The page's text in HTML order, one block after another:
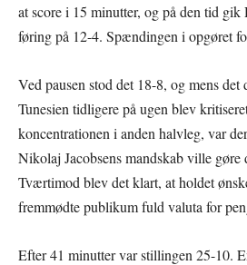
at score i 15 minutter, og på den tid
føring på 12-4. Spændingen i opgøret
Ved pausen stod det 18-8, og mens det
Tunesien tidligere på ugen blev
koncentrationen i anden halvleg, var
Nikolaj Jacobsens mandskab ville gøre
Tværtimod blev det klart, at holdet
fremmødte publikum fuld valuta for
Efter 41 minutter var stillingen 25-10.